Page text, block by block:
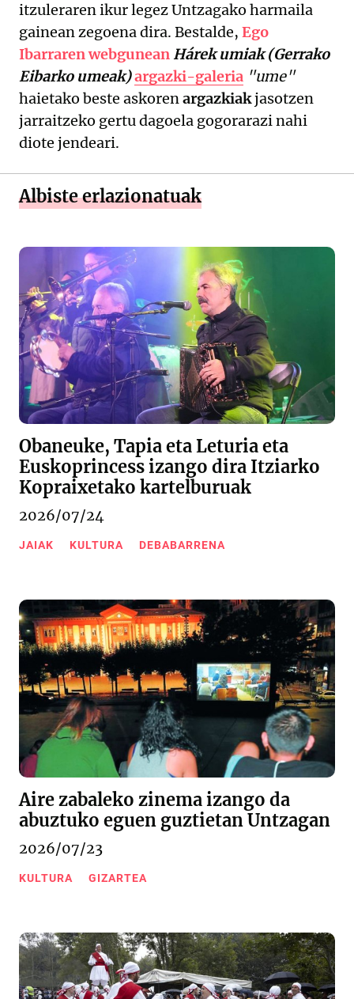
itzuleraren ikur legez Untzagako harmaila
gainean zegoena dira. Bestalde, Ego
Ibarraren webguneanHárek umiak (Gerrako
Eibarko umeak)argazki-galeria "ume"
haietako beste askorenargazkiakjasotzen
jarraitzeko gertu dagoela gogorarazi nahi
diote jendeari.
Albiste erlazionatuak
Obaneuke, Tapia eta Leturia eta
Euskoprincess izango dira Itziarko
Kopraixetako kartelburuak
2026/07/24
JAIAK KULTURA DEBABARRENA
Aire zabaleko zinema izango da
abuztuko eguen guztietan Untzagan
2026/07/23
KULTURA GIZARTEA